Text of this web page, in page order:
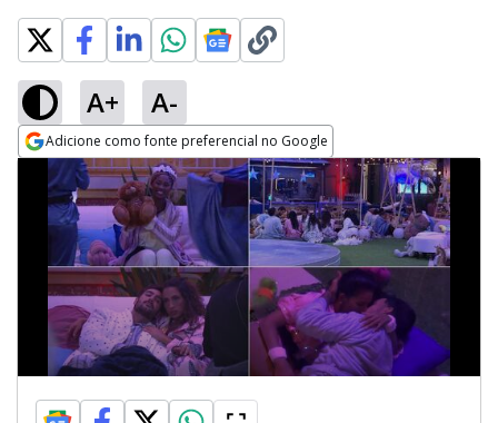
A+ A-
Adicione como fonte preferencial no Google
Opens in new window